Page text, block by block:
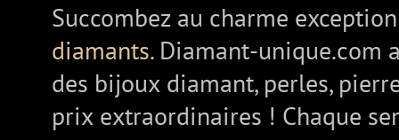
Succombez au charme
diamants. Diamant-unique.com
des bijoux diamant, perles,
prix extraordinaires ! Chaque